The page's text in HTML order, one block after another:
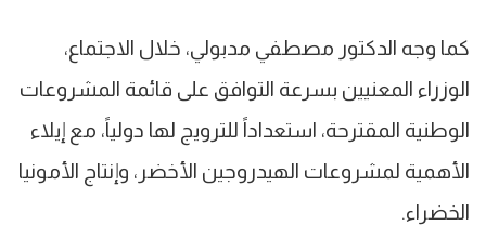
كما وجه الدكتور مصطفي مدبولي، خلال الاجتماع،
الوزراء المعنيين بسرعة التوافق على قائمة المشروعات
الوطنية المقترحة، استعداداً للترويج لها دولياً، مع إيلاء
الأهمية لمشروعات الهيدروجين الأخضر، وإنتاج الأمونيا
الخضراء.